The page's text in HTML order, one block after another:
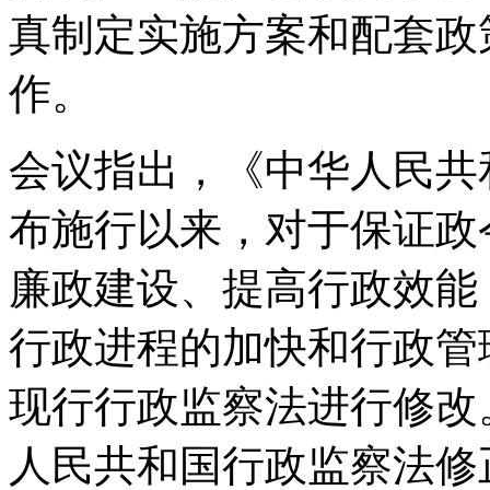
真制定实施方案和配套
作。
会议指出，《中华人民
布施行以来，对于保证
廉政建设、提高行政效
行政进程的加快和行政
现行行政监察法进行修
人民共和国行政监察法